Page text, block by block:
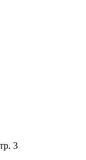
3